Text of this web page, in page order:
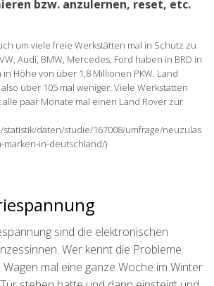
bzw. anzulernen, reset, etc.
um viele freie Werkstätten mal in Schutz zu
Audi, BMW, Mercedes, Ford haben in BRD in
Höhe von über 1,8 Millionen PKW. Land
also über 105 mal weniger. Viele Werkstätten
paar Monate mal einen Land Rover zur
statistik/daten/studie/167008/umfrage/neuzulas
marken-in-deutschland/)
sind die elektronischen
Wer kennt die Probleme
mal eine ganze Woche im Winter